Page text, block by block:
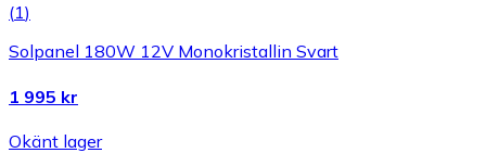
(1)
Solpanel 180W 12V Monokristallin Svart
1 995 kr
Okänt lager